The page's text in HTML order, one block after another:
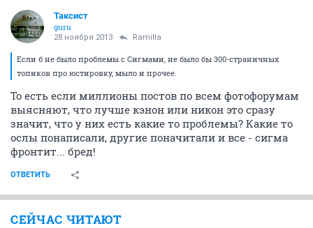
Таксист
guru
28 ноября 2013 Ramilla
Если б не было проблемы с Сигмами, не было бы 300-страничных
топиков про юстировку, мыло и прочее.
То есть если миллионы постов по всем фотофорумам
выясняют, что лучше кэнон или никон это сразу
значит, что у них есть какие то проблемы? Какие то
ослы понаписали, другие поначитали и все - сигма
фронтит... бред!
ОТВЕТИТЬ
СЕЙЧАС ЧИТАЮТ